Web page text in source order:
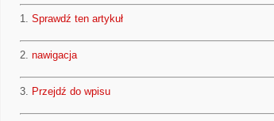
1. Sprawdź ten artykuł
2. nawigacja
3. Przejdź do wpisu